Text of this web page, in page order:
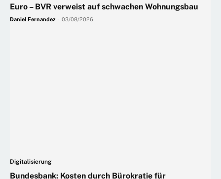
Euro – BVR verweist auf schwachen Wohnungsbau
Daniel Fernandez 03/08/2026
Digitalisierung
Bundesbank: Kosten durch Bürokratie für